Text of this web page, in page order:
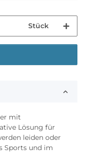
Stück
mit
Lösung für
leiden oder
Sports und im